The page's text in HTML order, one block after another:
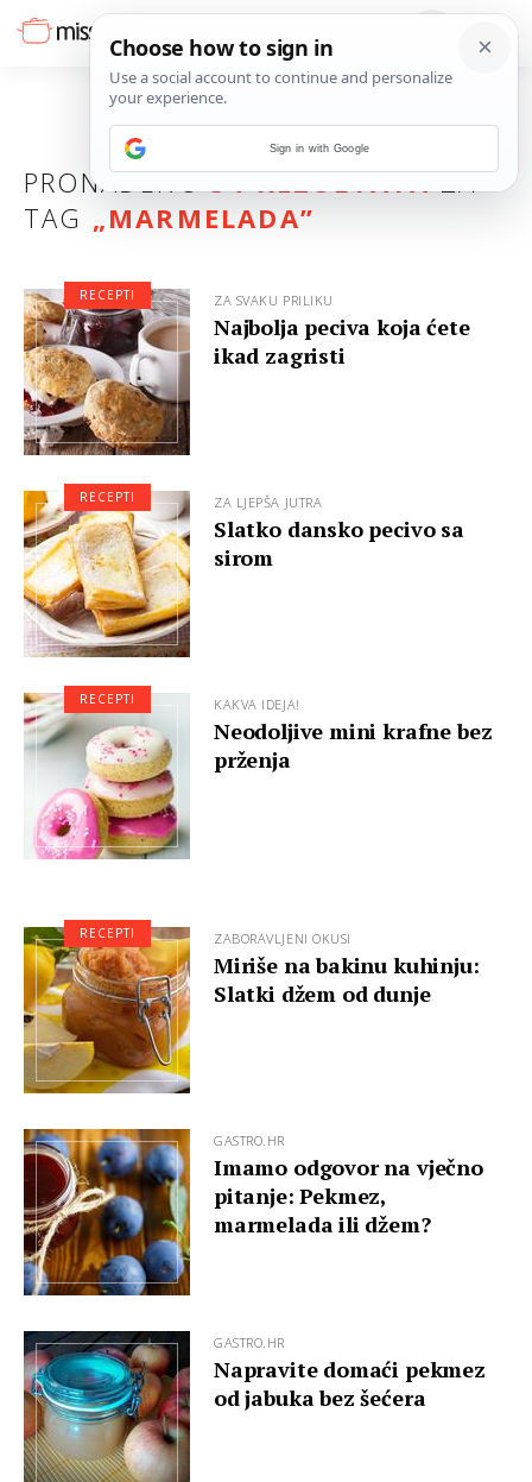
PRONAĐENO34 REZULTATAZA
TAG „MARMELADA”
ZA SVAKU PRILIKU
Najbolja peciva koja ćete
ikad zagristi
RECEPTI
ZA LJEPŠA JUTRA
Slatko dansko pecivo sa
sirom
RECEPTI
KAKVA IDEJA!
Neodoljive mini krafne bez
prženja
RECEPTI
ZABORAVLJENI OKUSI
Miriše na bakinu kuhinju:
Slatki džem od dunje
RECEPTI
GASTRO.HR
Imamo odgovor na vječno
pitanje: Pekmez,
marmelada ili džem?
GASTRO.HR
Napravite domaći pekmez
od jabuka bez šećera
Sign in with Google